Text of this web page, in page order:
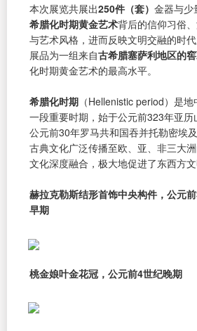
本次展览共展出250件（套） 金器与少
希腊化时期黄金艺术背后的信仰习俗
与艺术风格，进而反映文明交融的时
展品为一组来自古希腊塞萨利地区的
化时期黄金艺术的最高水平。
希腊化时期 （Hellenistic period）是
一段重要时期，始于公元前323年亚
公元前30年罗马共和国吞并托勒密埃
古典文化广泛传播至欧、亚、非三大
文化深度融合，极大地促进了东西方文
赫拉克勒斯结形首饰中央构件，公元
早期
桃金娘叶金花冠，公元前4世纪晚期